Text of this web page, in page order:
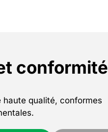
conformité
qualité, conformes